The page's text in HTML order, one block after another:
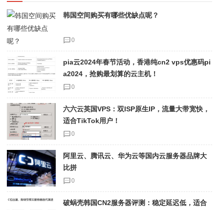
韩国空间购买有哪些优缺点呢？
0
pia云2024年春节活动，香港纯cn2 vps优惠码pi
a2024，抢购最划算的云主机！
0
六六云英国VPS：双ISP原生IP，流量大带宽快，
适合TikTok用户！
0
阿里云、腾讯云、华为云等国内云服务器品牌大
比拼
0
破蜗壳韩国CN2服务器评测：稳定延迟低，适合